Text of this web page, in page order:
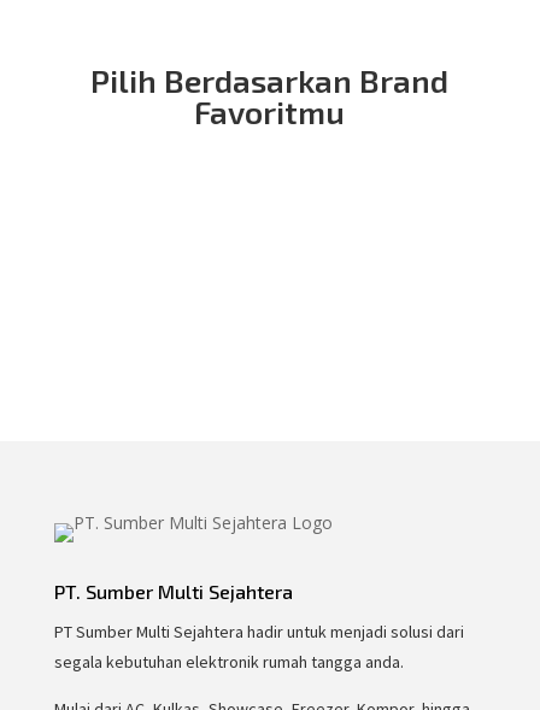
Pilih Berdasarkan Brand
Favoritmu
PT. Sumber Multi Sejahtera
PT Sumber Multi Sejahtera hadir untuk menjadi solusi dari
segala kebutuhan elektronik rumah tangga anda.